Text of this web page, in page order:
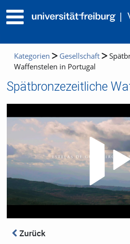
Kategorien Gesellschaft
Waffenstelen in Portugal
Zurück